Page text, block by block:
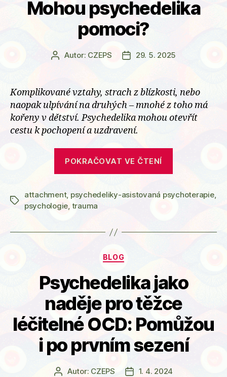
Mohou psychedelika
pomoci?
AutorAutor: CZEPS
Datum
29. 5. 2025
Komplikované vztahy, strach z blízkosti, nebo
naopak ulpívání na druhých – mnohé z toho má
kořeny v dětství. Psychedelika mohou otevřít
cestu k pochopení a uzdravení.
POKRAČOVAT VE ČTENÍ
pomoci?“
Štítky
attachment, psychedeliky-asistovaná psychoterapie,
psychologie, trauma
Rubriky
BLOG
Psychedelika jako
naděje pro těžce
léčitelné OCD: Pomůžou
i po prvním sezení
AutorAutor: CZEPS
Datum
1. 4. 2024